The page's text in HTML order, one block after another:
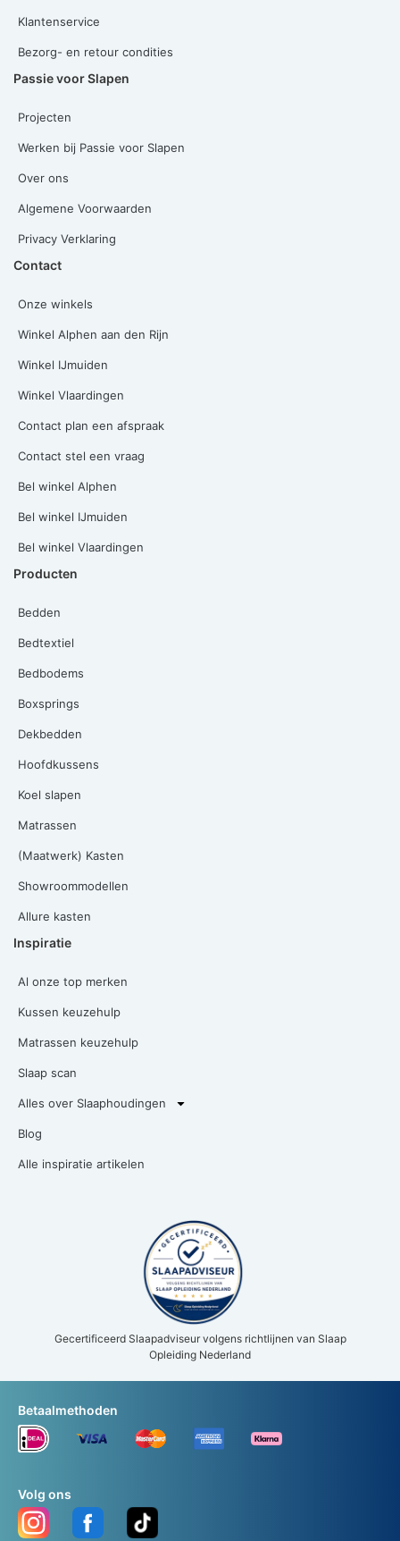
Klantenservice
Bezorg- en retour condities
Passie voor Slapen
Projecten
Werken bij Passie voor Slapen
Over ons
Algemene Voorwaarden
Privacy Verklaring
Contact
Onze winkels
Winkel Alphen aan den Rijn
Winkel IJmuiden
Winkel Vlaardingen
Contact plan een afspraak
Contact stel een vraag
Bel winkel Alphen
Bel winkel IJmuiden
Bel winkel Vlaardingen
Producten
Bedden
Bedtextiel
Bedbodems
Boxsprings
Dekbedden
Hoofdkussens
Koel slapen
Matrassen
(Maatwerk) Kasten
Showroommodellen
Allure kasten
Inspiratie
Al onze top merken
Kussen keuzehulp
Matrassen keuzehulp
Slaap scan
Alles over Slaaphoudingen
Blog
Alle inspiratie artikelen
Gecertificeerd Slaapadviseur volgens richtlijnen van Slaap
Opleiding Nederland
Volg ons
Betaalmethoden